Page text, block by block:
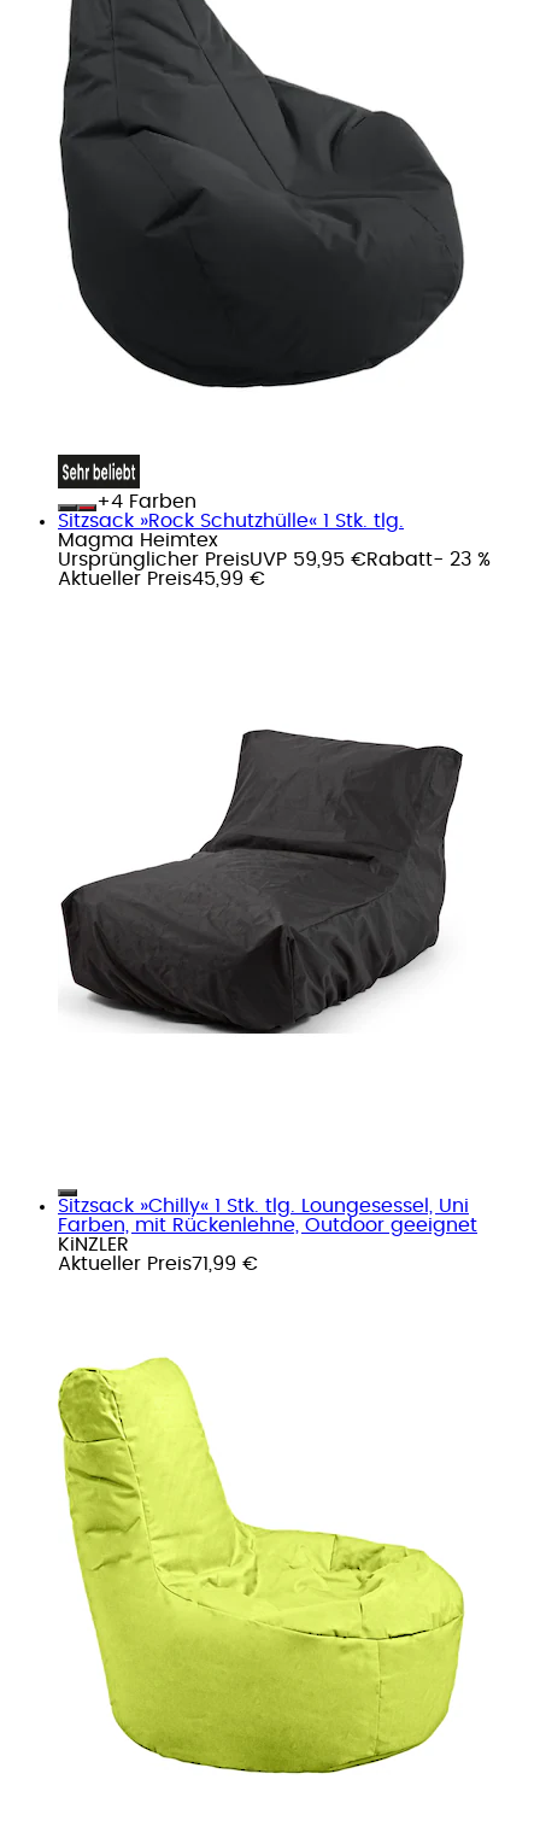
+
Farben
Sitzsack »Rock Schutzhülle« 1 Stk. tlg.
Magma Heimtex
Ursprünglicher PreisUVP 59,95 €Rabatt- 23 %
Aktueller Preis45,99 €
Sitzsack »Chilly« 1 Stk. tlg. Loungesessel, Uni
Farben, mit Rückenlehne, Outdoor geeignet
KiNZLER
Aktueller Preis71,99 €